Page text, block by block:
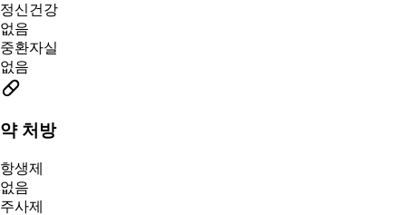
정신건강
없음
중환자실
없음
약 처방
항생제
없음
주사제